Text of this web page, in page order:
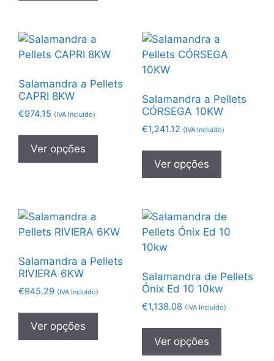
Salamandra a Pellets
CAPRI 8KW
€974.15 (IVA Incluído)
Ver opções
Salamandra a Pellets
CÓRSEGA 10KW
€1,241.12 (IVA Incluído)
Ver opções
Salamandra a Pellets
RIVIERA 6KW
€945.29 (IVA Incluído)
Ver opções
Salamandra de Pellets
Ónix Ed 10 10kw
€1,138.08 (IVA Incluído)
Ver opções